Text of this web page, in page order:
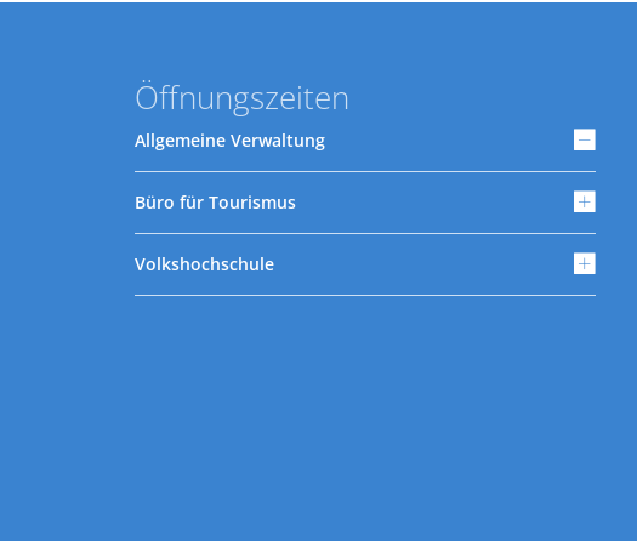
Öffnungszeiten
Allgemeine Verwaltung
Büro für Tourismus
Volkshochschule